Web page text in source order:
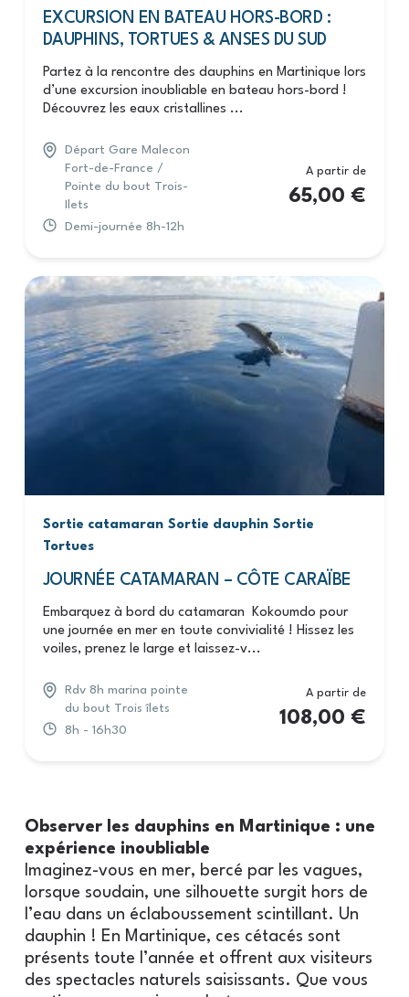
EXCURSION EN BATEAU HORS-BORD :
DAUPHINS, TORTUES & ANSES DU SUD
Partez à la rencontre des dauphins en Martinique lors
d’une excursion inoubliable en bateau hors-bord !
Découvrez les eaux cristallines ...
Départ Gare Malecon
Fort-de-France /
Pointe du bout Trois-
Ilets
Demi-journée 8h-12h
A partir de
65,00€
Sortie catamaran Sortie dauphin Sortie
Tortues
JOURNÉE CATAMARAN – CÔTE CARAÏBE
Embarquez à bord du catamaran Kokoumdo pour
une journée en mer en toute convivialité ! Hissez les
voiles, prenez le large et laissez-v...
Rdv 8h marina pointe
du bout Trois îlets
8h - 16h30
A partir de
108,00€
Observer les dauphins en Martinique : une
expérience inoubliable
Imaginez-vous en mer, bercé par les vagues,
lorsque soudain, une silhouette surgit hors de
l’eau dans un éclaboussement scintillant. Un
dauphin ! En Martinique, ces cétacés sont
présents toute l’année et offrent aux visiteurs
des spectacles naturels saisissants. Que vous